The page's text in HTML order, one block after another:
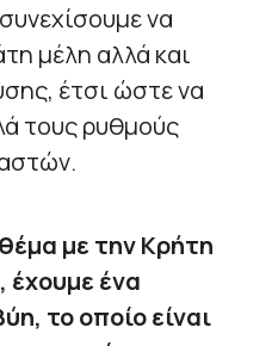
να
μέλη αλλά και
έτσι ώστε να
τους ρυθμούς
με την Κρήτη
έχουμε ένα
το οποίο είναι